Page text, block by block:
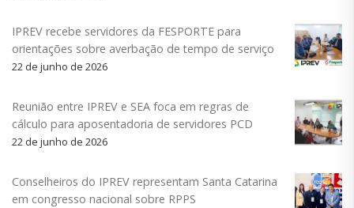
IPREV recebe servidores da FESPORTE para
orientações sobre averbação de tempo de serviço
22 de junho de 2026
Reunião entre IPREV e SEA foca em regras de
cálculo para aposentadoria de servidores PCD
22 de junho de 2026
Conselheiros do IPREV representam Santa Catarina
em congresso nacional sobre RPPS